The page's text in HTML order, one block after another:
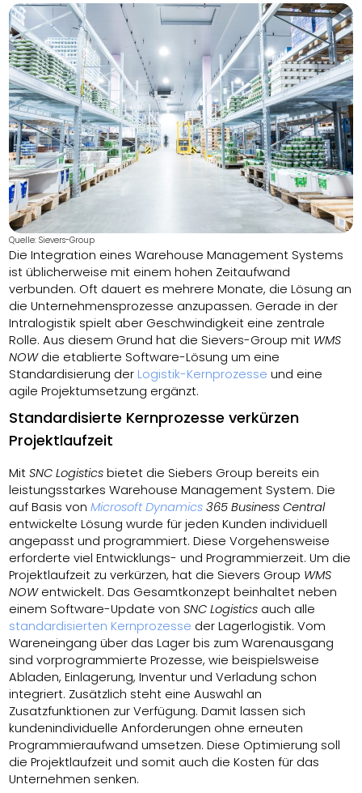
Quelle: Sievers-Group
Die Integration eines Warehouse Management Systems
ist üblicherweise mit einem hohen Zeitaufwand
verbunden. Oft dauert es mehrere Monate, die Lösung an
die Unternehmensprozesse anzupassen. Gerade in der
Intralogistik spielt aber Geschwindigkeit eine zentrale
Rolle. Aus diesem Grund hat die Sievers-Group mit WMS
NOWdie etablierte Software-Lösung um eine
Standardisierung der Logistik-Kernprozesse und eine
agile Projektumsetzung ergänzt.
Standardisierte Kernprozesse verkürzen
Projektlaufzeit
MitSNC Logisticsbietet die Siebers Group bereits ein
leistungsstarkes Warehouse Management System. Die
auf Basis vonMicrosoft Dynamics 365 Business Central
entwickelte Lösung wurde für jeden Kunden individuell
angepasst und programmiert. Diese Vorgehensweise
erforderte viel Entwicklungs- und Programmierzeit. Um die
Projektlaufzeit zu verkürzen, hat die Sievers Group WMS
NOWentwickelt. Das Gesamtkonzept beinhaltet neben
einem Software-Update vonSNC Logistics auch alle
standardisierten Kernprozesse der Lagerlogistik. Vom
Wareneingang über das Lager bis zum Warenausgang
sind vorprogrammierte Prozesse, wie beispielsweise
Abladen, Einlagerung, Inventur und Verladung schon
integriert. Zusätzlich steht eine Auswahl an
Zusatzfunktionen zur Verfügung. Damit lassen sich
kundenindividuelle Anforderungen ohne erneuten
Programmieraufwand umsetzen. Diese Optimierung soll
die Projektlaufzeit und somit auch die Kosten für das
Unternehmen senken.